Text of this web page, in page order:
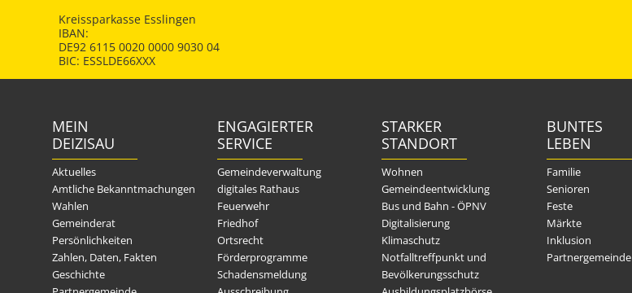
Kreissparkasse Esslingen
IBAN:
DE92 6115 0020 0000 9030 04
BIC: ESSLDE66XXX
MEIN
DEIZISAU
Aktuelles
Amtliche Bekanntmachungen
Wahlen
Gemeinderat
Persönlichkeiten
Zahlen, Daten, Fakten
Geschichte
ENGAGIERTER
SERVICE
Gemeindeverwaltung
digitales Rathaus
Feuerwehr
Friedhof
Ortsrecht
Förderprogramme
Schadensmeldung
STARKER
STANDORT
Wohnen
Gemeindeentwicklung
Bus und Bahn - ÖPNV
Digitalisierung
Klimaschutz
Notfalltreffpunkt und
Bevölkerungsschutz
BUNTES
LEBEN
Familie
Senioren
Feste
Märkte
Inklusion
Partnergemeinde